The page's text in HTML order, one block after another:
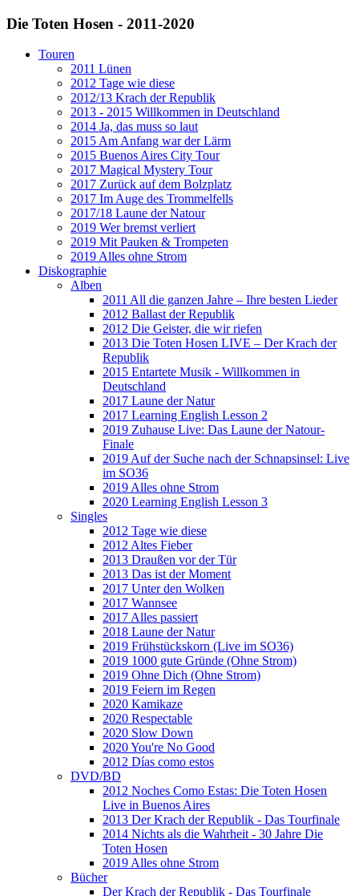
Die Toten Hosen - 2011-2020
Touren
2011 Lünen
2012 Tage wie diese
2012/13 Krach der Republik
2013 - 2015 Willkommen in Deutschland
2014 Ja, das muss so laut
2015 Am Anfang war der Lärm
2015 Buenos Aires City Tour
2017 Magical Mystery Tour
2017 Zurück auf dem Bolzplatz
2017 Im Auge des Trommelfells
2017/18 Laune der Natour
2019 Wer bremst verliert
2019 Mit Pauken & Trompeten
2019 Alles ohne Strom
Diskographie
Alben
2011 All die ganzen Jahre – Ihre besten Lieder
2012 Ballast der Republik
2012 Die Geister, die wir riefen
2013 Die Toten Hosen LIVE – Der Krach der
Republik
2015 Entartete Musik - Willkommen in
Deutschland
2017 Laune der Natur
2017 Learning English Lesson 2
2019 Zuhause Live: Das Laune der Natour-
Finale
2019 Auf der Suche nach der Schnapsinsel: Live
im SO36
2019 Alles ohne Strom
2020 Learning English Lesson 3
Singles
2012 Tage wie diese
2012 Altes Fieber
2013 Draußen vor der Tür
2013 Das ist der Moment
2017 Unter den Wolken
2017 Wannsee
2017 Alles passiert
2018 Laune der Natur
2019 Frühstückskorn (Live im SO36)
2019 1000 gute Gründe (Ohne Strom)
2019 Ohne Dich (Ohne Strom)
2019 Feiern im Regen
2020 Kamikaze
2020 Respectable
2020 Slow Down
2020 You're No Good
2012 Días como estos
DVD/BD
2012 Noches Como Estas: Die Toten Hosen
Live in Buenos Aires
2013 Der Krach der Republik - Das Tourfinale
2014 Nichts als die Wahrheit - 30 Jahre Die
Toten Hosen
2019 Alles ohne Strom
Bücher
Der Krach der Republik - Das Tourfinale